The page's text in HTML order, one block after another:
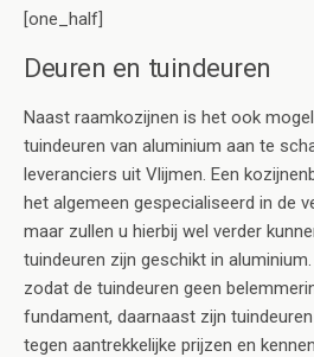
[one_half]
Deuren en tuindeuren
Naast raamkozijnen is het ook
tuindeuren van aluminium aan te
leveranciers uit Vlijmen. Een
het algemeen gespecialiseerd in de
maar zullen u hierbij wel verder
tuindeuren zijn geschikt in
zodat de tuindeuren geen
fundament, daarnaast zijn
tegen aantrekkelijke prijzen en